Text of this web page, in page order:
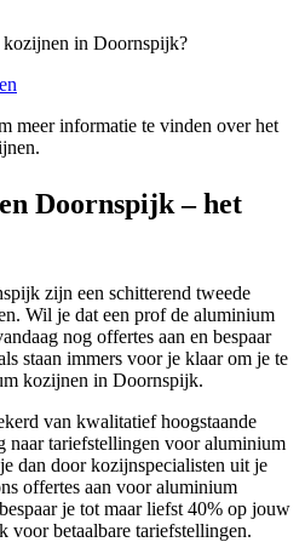
in Doornspijk?
meer informatie te vinden over het
Doornspijk – het
zijn een schitterend tweede
Wil je dat een prof de aluminium
nog offertes aan en bespaar
staan immers voor je klaar om je te
kozijnen in Doornspijk.
van kwalitatief hoogstaande
naar tariefstellingen voor aluminium
dan door kozijnspecialisten uit je
offertes aan voor aluminium
je tot maar liefst 40% op jouw
voor betaalbare tariefstellingen.